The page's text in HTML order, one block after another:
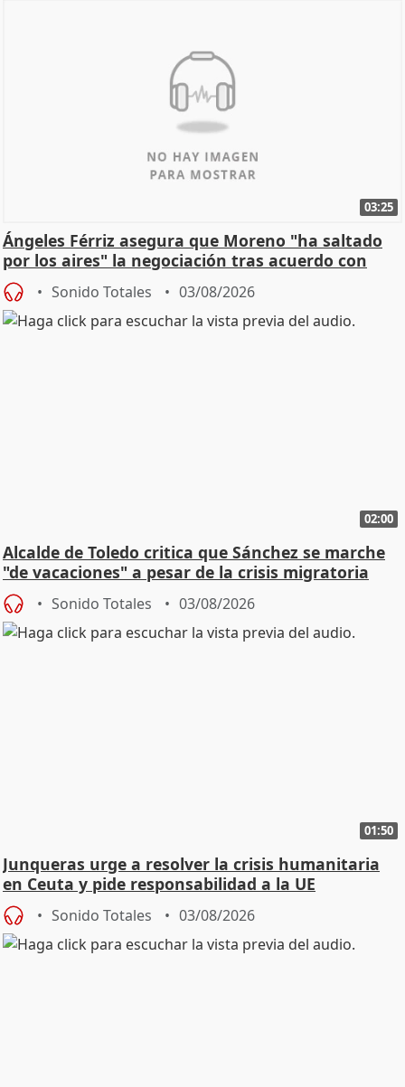
03:25
Ángeles Férriz asegura que Moreno "ha saltado
por los aires" la negociación tras acuerdo con
SMA
Sonido Totales 03/08/2026
02:00
Alcalde de Toledo critica que Sánchez se marche
"de vacaciones" a pesar de la crisis migratoria
Sonido Totales 03/08/2026
01:50
Junqueras urge a resolver la crisis humanitaria
en Ceuta y pide responsabilidad a la UE
Sonido Totales 03/08/2026